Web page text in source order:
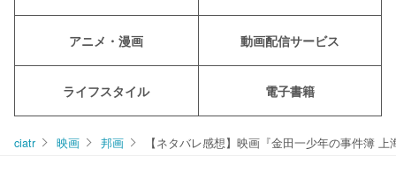
アニメ・漫画 動画配信サービス
ライフスタイル 電子書籍
ciatr 映画 邦画 【ネタバレ感想】映画『金田一少年の事件簿